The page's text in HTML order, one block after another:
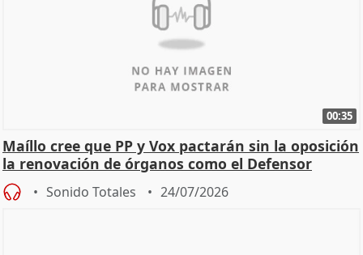
00:35
Maíllo cree que PP y Vox pactarán sin la oposición
la renovación de órganos como el Defensor
Sonido Totales 24/07/2026